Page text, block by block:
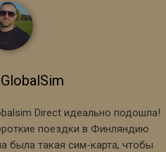
Direct идеально подошла!
поездки в Финляндию
была такая сим-карта, чтобы